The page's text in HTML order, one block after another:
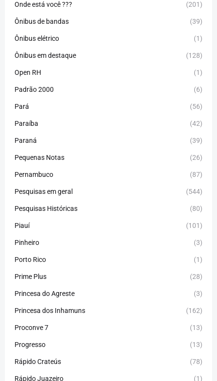
Onde está você ??? (201)
Ônibus de bandas (39)
Ônibus elétrico (1)
Ônibus em destaque (128)
Open RH (1)
Padrão 2000 (6)
Pará (56)
Paraíba (42)
Paraná (39)
Pequenas Notas (26)
Pernambuco (87)
Pesquisas em geral (544)
Pesquisas Históricas (80)
Piauí (101)
Pinheiro (3)
Porto Rico (1)
Prime Plus (28)
Princesa do Agreste (3)
Princesa dos Inhamuns (162)
Proconve 7 (13)
Progresso (13)
Rápido Crateús (78)
Rápido Juazeiro (1)